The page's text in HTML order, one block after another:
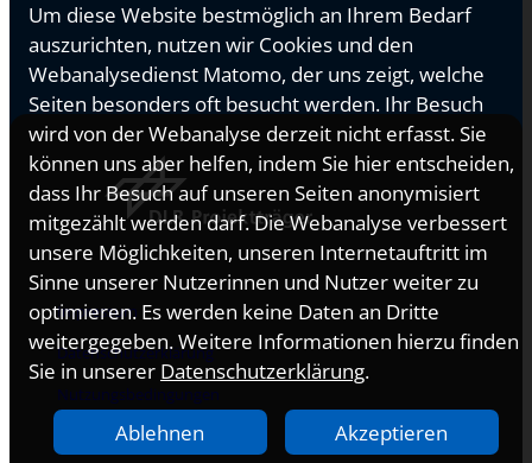
Um diese Website bestmöglich an Ihrem Bedarf
auszurichten, nutzen wir Cookies und den
Webanalysedienst Matomo, der uns zeigt, welche
Seiten besonders oft besucht werden. Ihr Besuch
wird von der Webanalyse derzeit nicht erfasst. Sie
können uns aber helfen, indem Sie hier entscheiden,
dass Ihr Besuch auf unseren Seiten anonymisiert
mitgezählt werden darf. Die Webanalyse verbessert
unsere Möglichkeiten, unseren Internetauftritt im
Sinne unserer Nutzerinnen und Nutzer weiter zu
optimieren. Es werden keine Daten an Dritte
weitergegeben. Weitere Informationen hierzu finden
Sie in unserer Datenschutzerklärung.
Ablehnen Akzeptieren
Impressum
Datenschutzerklärung
Nutzungsbedingungen
Erklärung zur Barrierefreiheit